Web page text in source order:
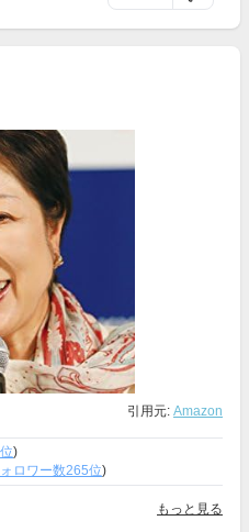
引用元: Amazon
)
ロワー数265位)
もっと見る